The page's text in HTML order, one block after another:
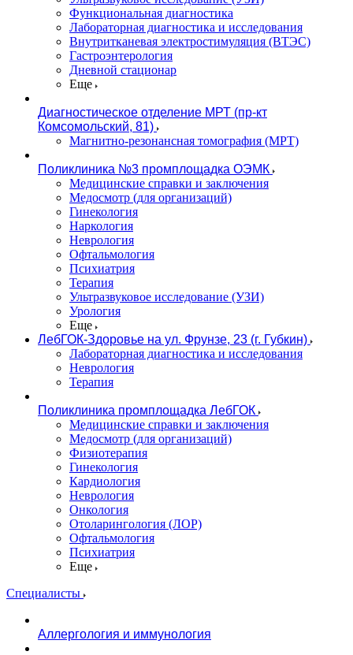
Функциональная диагностика
Лабораторная диагностика и исследования
Внутритканевая электростимуляция (ВТЭС)
Гастроэнтерология
Дневной стационар
Еще
Диагностическое отделение МРТ (пр-кт
Комсомольский, 81)
Магнитно-резонансная томография (МРТ)
Поликлиника №3 промплощадка ОЭМК
Медицинские справки и заключения
Медосмотр (для организаций)
Гинекология
Наркология
Неврология
Офтальмология
Психиатрия
Терапия
Ультразвуковое исследование (УЗИ)
Урология
Еще
ЛебГОК-Здоровье на ул. Фрунзе, 23 (г. Губкин)
Лабораторная диагностика и исследования
Неврология
Терапия
Поликлиника промплощадка ЛебГОК
Медицинские справки и заключения
Медосмотр (для организаций)
Физиотерапия
Гинекология
Кардиология
Неврология
Онкология
Отоларингология (ЛОР)
Офтальмология
Психиатрия
Еще
Специалисты
Аллергология и иммунология